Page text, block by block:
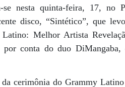
se nesta quinta-feira, 17, no
disco, “Sintético”, que
Melhor Artista
conta do duo DiMangaba,
cerimônia do Grammy